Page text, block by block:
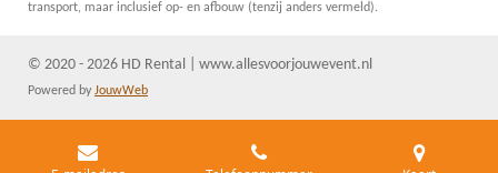
transport, maar inclusief op- en afbouw (tenzij anders vermeld).
© 2020 - 2026 HD Rental | www.allesvoorjouwevent.nl
Powered by JouwWeb